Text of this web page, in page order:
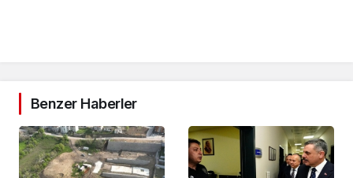
Benzer Haberler